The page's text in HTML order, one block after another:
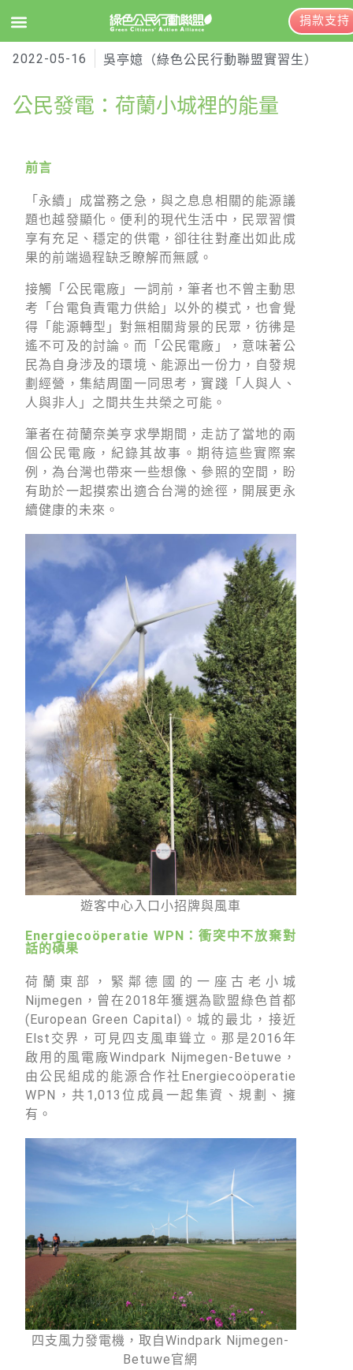
綠盟簡介
大事記
綠盟團隊
聯絡資訊
捐款徵信
年度報告與財報
綠盟倡議
廢除核電
透明足跡
綠盟觀點
新聞稿及聲明
出版及義賣品
參與綠盟
捐款支持
徵才資訊
活動行事曆
活動紀錄
教育推廣申請
加入志工
EN 訂閱電子報
捐款支持
2022-05-16 吳亭嬑（綠色公民行動聯盟實習生）
公民發電：荷蘭小城裡的能量
前言
「永續」成當務之急，與之息息相關的能源議
題也越發顯化。便利的現代生活中，民眾習慣
享有充足、穩定的供電，卻往往對產出如此成
果的前端過程缺乏瞭解而無感。
接觸「公民電廠」一詞前，筆者也不曾主動思
考「台電負責電力供給」以外的模式，也會覺
得「能源轉型」對無相關背景的民眾，彷彿是
遙不可及的討論。而「公民電廠」，意味著公
民為自身涉及的環境、能源出一份力，自發規
劃經營，集結周圍一同思考，實踐「人與人、
人與非人」之間共生共榮之可能。
筆者在荷蘭奈美亨求學期間，走訪了當地的兩
個公民電廠，紀錄其故事。期待這些實際案
例，為台灣也帶來一些想像、參照的空間，盼
有助於一起摸索出適合台灣的途徑，開展更永
續健康的未來。
遊客中心入口小招牌與風車
Energiecoöperatie WPN：衝突中不放棄對
話的碩果
荷蘭東部，緊鄰德國的一座古老小城
Nijmegen，曾在2018年獲選為歐盟綠色首都
(European Green Capital)。城的最北，接近
Elst交界，可見四支風車聳立。那是2016年
啟用的風電廠Windpark Nijmegen-Betuwe，
由公民組成的能源合作社Energiecoöperatie
WPN，共1,013位成員一起集資、規劃、擁
有。
四支風力發電機，取自Windpark Nijmegen-
Betuwe官網